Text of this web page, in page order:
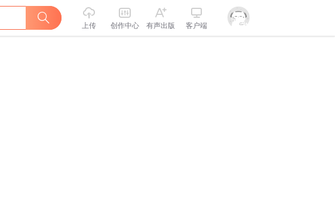
上传 创作中心 有声出版 客户端